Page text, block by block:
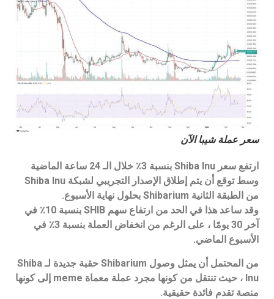
سعر عملة شيبا الآن
ارتفع سعر Shiba Inu بنسبة 3٪ خلال الـ 24 ساعة الماضية
وسط توقع أن يتم إطلاق الإصدار التجريبي لشبكة Shiba Inu
من الطبقة الثانية Shibarium بحلول نهاية الأسبوع.
وقد ساعد هذا في الحد من ارتفاع سهم SHIB بنسبة 10٪ في
آخر 30 يومًا ، على الرغم من انخفاض العملة بنسبة 3٪ في
الأسبوع الماضي.
من المحتمل أن يمثل وصول Shibarium حقبة جديدة لـ Shiba
Inu ، حيث تنتقل من كونها مجرد عملة معماة meme إلى كونها
منصة تقدم فائدة حقيقية.